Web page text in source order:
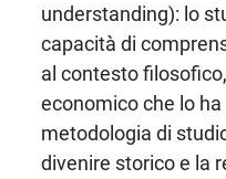
understanding): lo
capacità di
al contesto
economico che lo
metodologia di
divenire storico e la